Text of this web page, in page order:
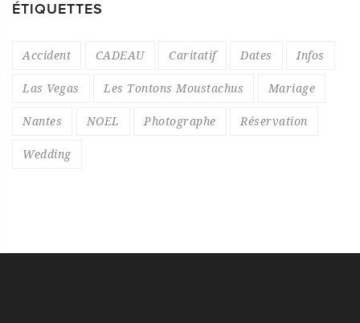
ÉTIQUETTES
Accident CADEAU Caritatif Dates Infos
Las Vegas Les Tontons Moustachus Mariage
Nantes NOEL Photographe Réservation
Wedding